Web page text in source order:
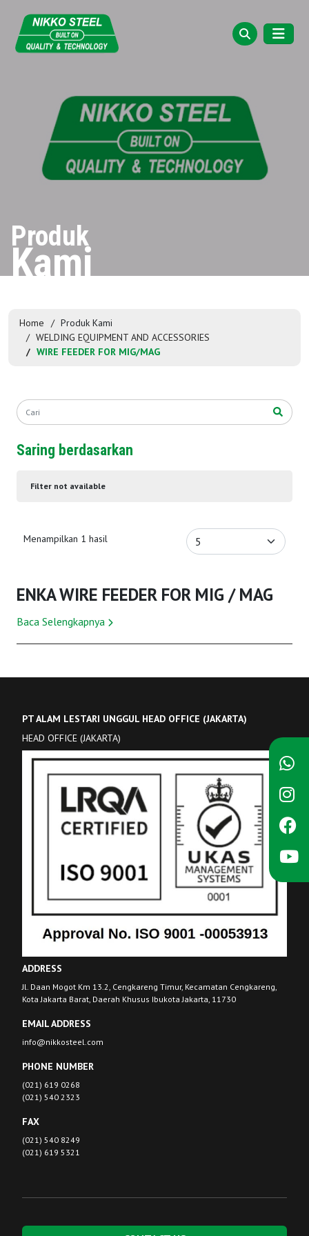
Produk
Kami
Home
Produk Kami
WELDING EQUIPMENT AND ACCESSORIES
WIRE FEEDER FOR MIG/MAG
Saring berdasarkan
Filter not available
Menampilkan 1 hasil
ENKA WIRE FEEDER FOR MIG / MAG
Baca Selengkapnya
PT ALAM LESTARI UNGGUL HEAD OFFICE (JAKARTA)
HEAD OFFICE (JAKARTA)
ADDRESS
Jl. Daan Mogot Km 13.2, Cengkareng Timur, Kecamatan Cengkareng,
Kota Jakarta Barat, Daerah Khusus Ibukota Jakarta, 11730
EMAIL ADDRESS
info@nikkosteel.com
PHONE NUMBER
(021) 619 0268
(021) 540 2323
FAX
(021) 540 8249
(021) 619 5321